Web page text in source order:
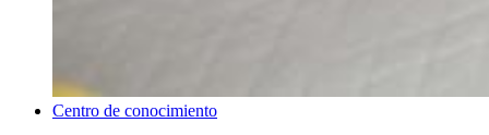
Centro de conocimiento